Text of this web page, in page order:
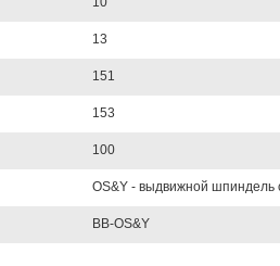
13
151
153
100
OS&Y - выдвижной шпиндель
BB-OS&Y